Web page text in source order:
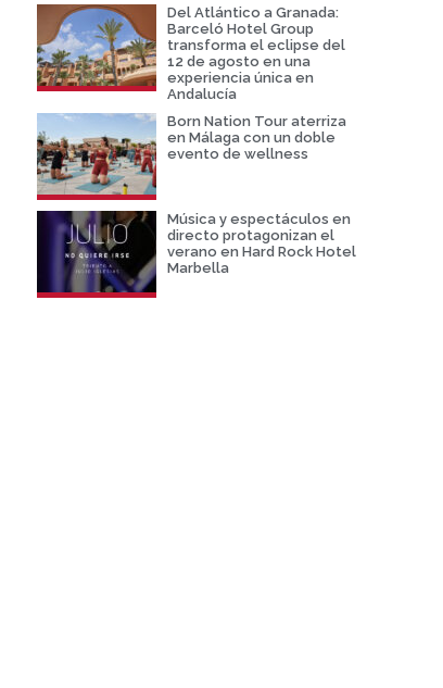
Del Atlántico a Granada:
Barceló Hotel Group
transforma el eclipse del
12 de agosto en una
experiencia única en
Andalucía
Born Nation Tour aterriza
en Málaga con un doble
evento de wellness
Música y espectáculos en
directo protagonizan el
verano en Hard Rock Hotel
Marbella